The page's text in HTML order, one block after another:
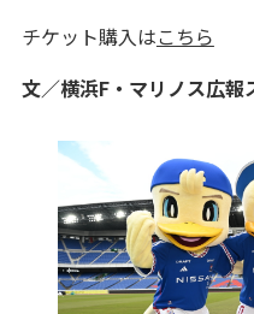
チケット購入はこちら
文／横浜F・マリノス広報